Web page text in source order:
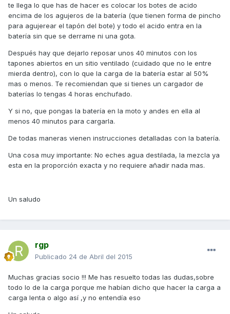
te llega lo que has de hacer es colocar los botes de acido
encima de los agujeros de la batería (que tienen forma de pincho
para agujerear el tapón del bote) y todo el acido entra en la
batería sin que se derrame ni una gota.
Después hay que dejarlo reposar unos 40 minutos con los
tapones abiertos en un sitio ventilado (cuidado que no le entre
mierda dentro), con lo que la carga de la batería estar al 50%
mas o menos. Te recomiendan que si tienes un cargador de
baterías lo tengas 4 horas enchufado.
Y si no, que pongas la batería en la moto y andes en ella al
menos 40 minutos para cargarla.
De todas maneras vienen instrucciones detalladas con la batería.
Una cosa muy importante: No eches agua destilada, la mezcla ya
esta en la proporción exacta y no requiere añadir nada mas.
Un saludo
rgp
Publicado 24 de Abril del 2015
Muchas gracias socio !!! Me has resuelto todas las dudas,sobre
todo lo de la carga porque me habían dicho que hacer la carga a
carga lenta o algo así ,y no entendía eso